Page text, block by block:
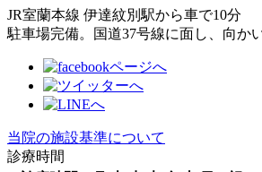
JR室蘭本線 伊達紋別駅から車で10分
駐車場完備。国道37号線に面し、向か
当院の施設基準について
診療時間